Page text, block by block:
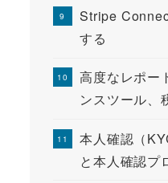
Stripe
する
高度なレポー
ンスツール、
本人確認（
と本人確認プ